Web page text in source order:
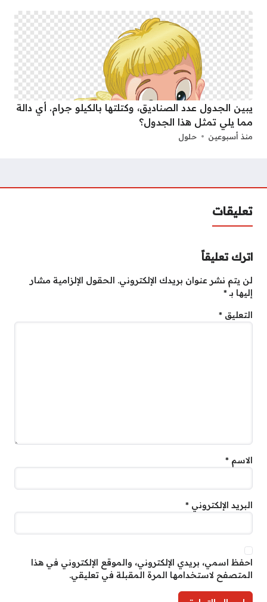
يبين الجدول عدد الصناديق، وكتلتها بالكيلو جرام. أي دالة
مما يلي تمثل هذا الجدول؟
منذ أسبوعين حلول
تعليقات
اترك تعليقاً
لن يتم نشر عنوان بريدك الإلكتروني.
الحقول الإلزامية مشار
إليها بـ*
التعليق *
الاسم *
البريد الإلكتروني *
احفظ اسمي، بريدي الإلكتروني، والموقع الإلكتروني في هذا
المتصفح لاستخدامها المرة المقبلة في تعليقي.